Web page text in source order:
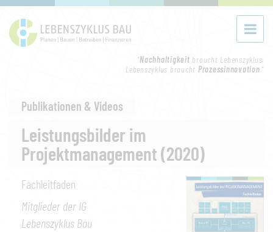
"Nachhaltigkeit braucht Lebenszyklus.
Lebenszyklus braucht Prozessinnovation."
Publikationen & Videos
Leistungsbilder im
Projektmanagement (2020)
Fachleitfaden
Mitglieder der IG
Lebenszyklus Bau